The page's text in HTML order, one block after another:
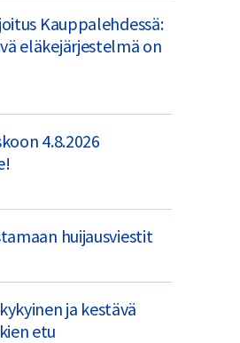
Kauppalehdessä:
eläkejärjestelmä on
4.8.2026
huijausviestit
ja kestävä
etu